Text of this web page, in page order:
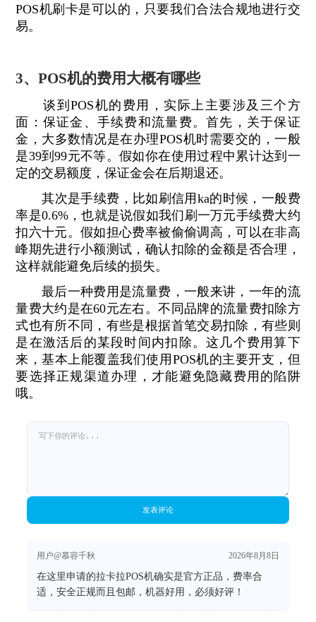
POS机刷卡是可以的，只要我们合法合规地进行交
易。
3、POS机的费用大概有哪些
谈到POS机的费用，实际上主要涉及三个方
面：保证金、手续费和流量费。首先，关于保证
金，大多数情况是在办理POS机时需要交的，一般
是39到99元不等。假如你在使用过程中累计达到一
定的交易额度，保证金会在后期退还。
其次是手续费，比如刷信用ka的时候，一般费
率是0.6%，也就是说假如我们刷一万元手续费大约
扣六十元。假如担心费率被偷偷调高，可以在非高
峰期先进行小额测试，确认扣除的金额是否合理，
这样就能避免后续的损失。
最后一种费用是流量费，一般来讲，一年的流
量费大约是在60元左右。不同品牌的流量费扣除方
式也有所不同，有些是根据首笔交易扣除，有些则
是在激活后的某段时间内扣除。这几个费用算下
来，基本上能覆盖我们使用POS机的主要开支，但
要选择正规渠道办理，才能避免隐藏费用的陷阱
哦。
发表评论
用户@慕容千秋 2026年8月8日
在这里申请的拉卡拉POS机确实是官方正品，费率合
适，安全正规而且包邮，机器好用，必须好评！